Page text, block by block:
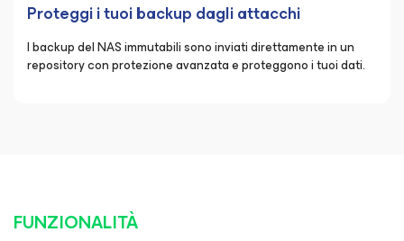
Proteggi i tuoi backup dagli attacchi
I backup del NAS immutabili sono inviati direttamente in un
repository con protezione avanzata e proteggono i tuoi dati.
FUNZIONALITÀ